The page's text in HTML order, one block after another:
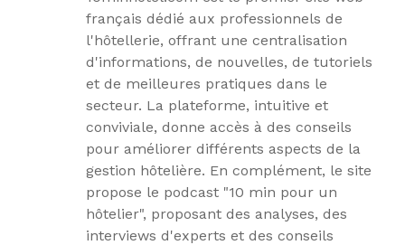
français dédié aux professionnels de
l'hôtellerie, offrant une centralisation
d'informations, de nouvelles, de tutoriels
et de meilleures pratiques dans le
secteur. La plateforme, intuitive et
conviviale, donne accès à des conseils
pour améliorer différents aspects de la
gestion hôtelière. En complément, le site
propose le podcast "10 min pour un
hôtelier", proposant des analyses, des
interviews d'experts et des conseils